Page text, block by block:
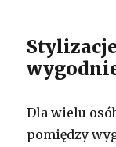
Dla wielu
pomiędzy